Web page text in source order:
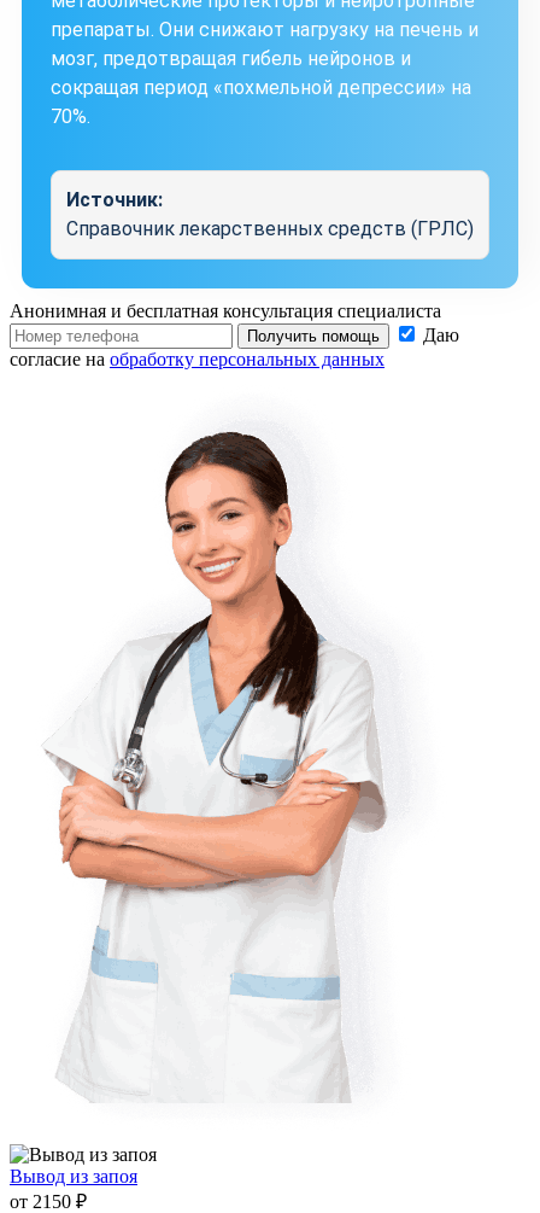
препараты. Они снижают нагрузку на печень и
мозг, предотвращая гибель нейронов и
сокращая период «похмельной депрессии» на
70%.
Источник:
Справочник лекарственных средств (ГРЛС)
Анонимная и бесплатная консультация специалиста
Получить помощь
Даю
согласие на обработку персональных данных
Вывод из запоя
от 2150 ₽